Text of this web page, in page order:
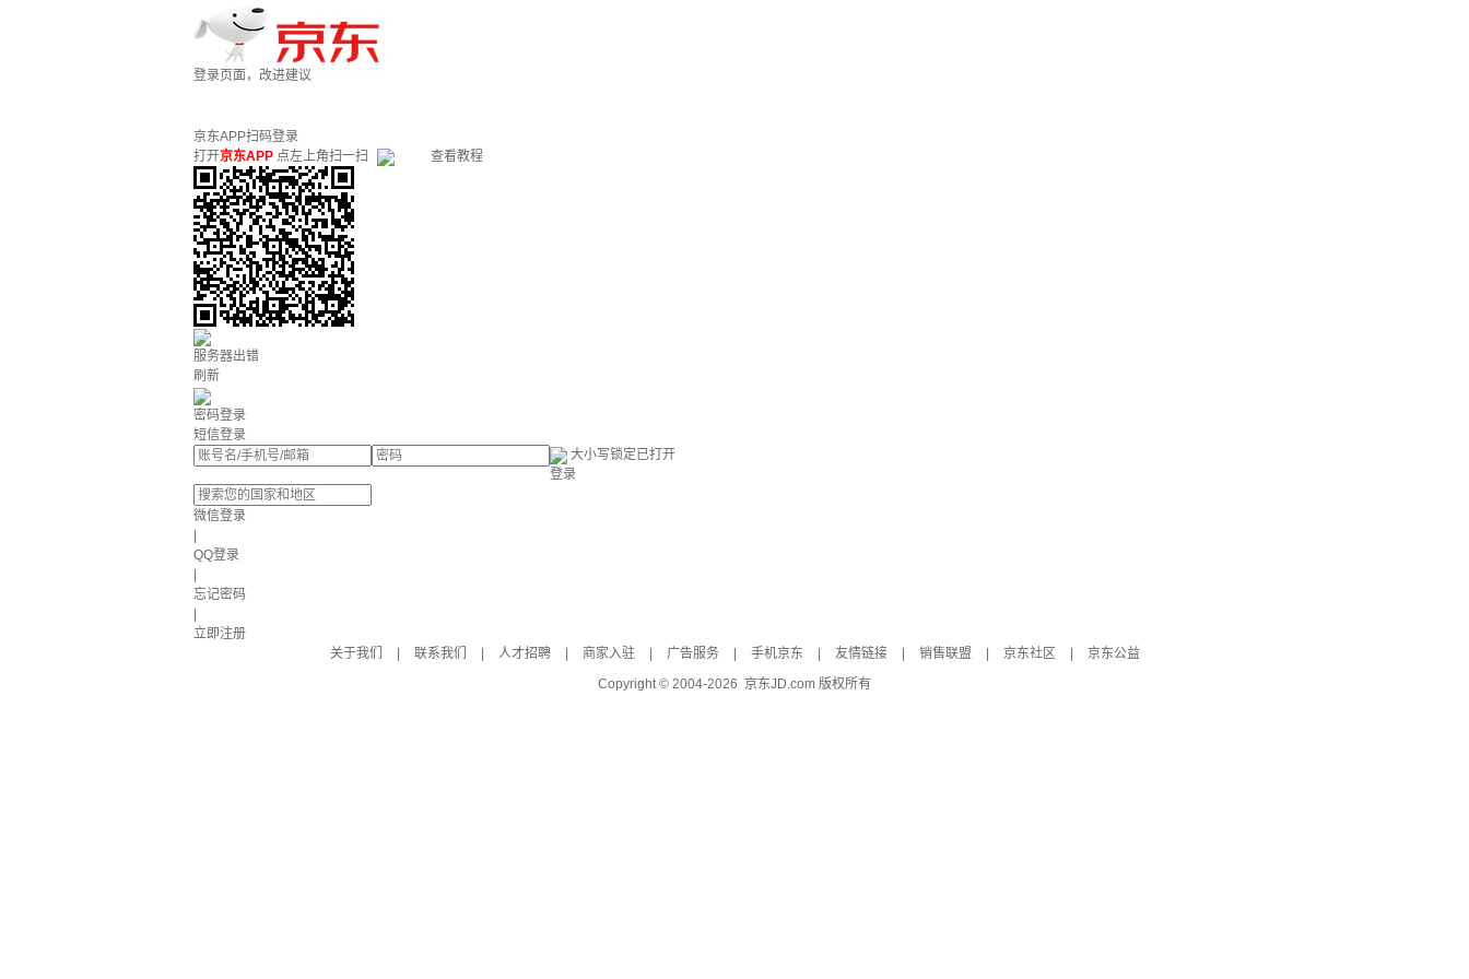
登录页面，改进建议
京东APP扫码登录
打开京东APP 点左上角扫一扫 查看教程
服务器出错
刷新
密码登录
短信登录
大小写锁定已打开
登录
微信登录
QQ登录
忘记密码
立即注册
关于我们
联系我们 人才招聘 商家入驻 广告服务 手机京东 友情链接 销售联盟 京东社区
京东公益
Copyright © 2004-2026 京东JD.com 版权所有